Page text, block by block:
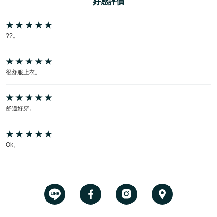
好感評價
??。
很舒服上衣。
舒適好穿。
Ok。